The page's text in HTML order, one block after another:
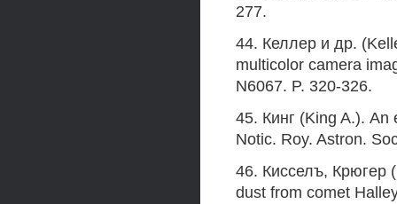
277.
44. Келлер и др.
multicolor camera
N6067. P. 320-326.
45. Кинг (King A.).
Notic. Roy. Astron.
46. Кисселъ, Крюгер
dust from comet